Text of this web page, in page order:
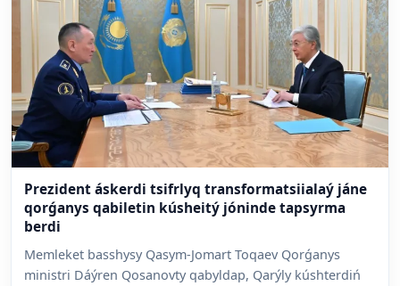
Prezident áskerdi tsifrlyq transformatsiialaý jáne
qorǵanys qabiletin kúsheitý jóninde tapsyrma
berdi
Memleket basshysy Qasym-Jomart Toqaev Qorǵanys
ministri Dáýren Qosanovty qabyldap, Qarýly kúshterdiń